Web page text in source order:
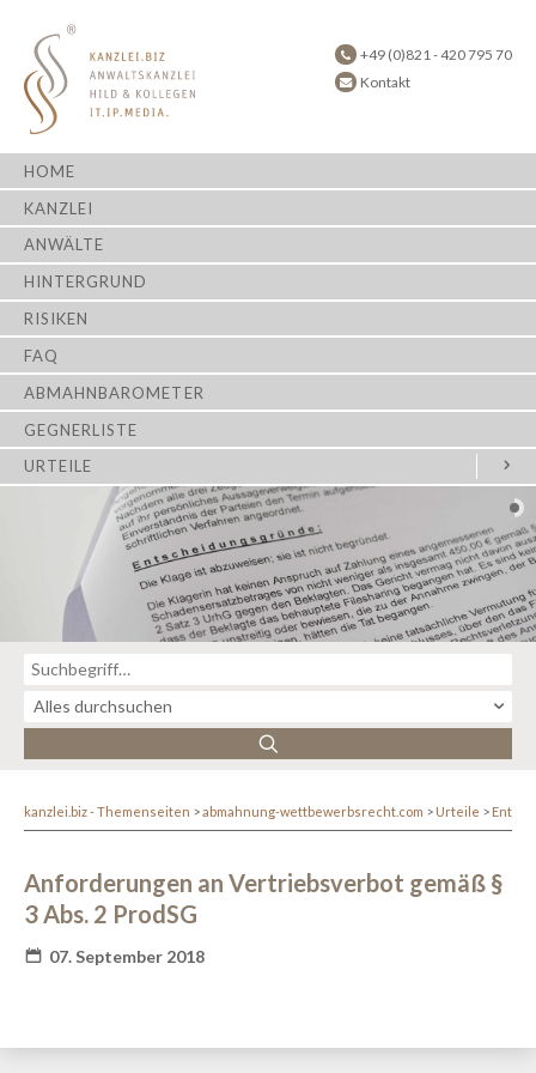
+49 (0)821 - 420 795 70
Kontakt
HOME
KANZLEI
ANWÄLTE
HINTERGRUND
RISIKEN
FAQ
ABMAHNBAROMETER
GEGNERLISTE
URTEILE
kanzlei.biz - Themenseiten abmahnung-wettbewerbsrecht.com Urteile
Anforderungen an Vertriebsverbot gemäß §
3 Abs. 2 ProdSG
07. September 2018